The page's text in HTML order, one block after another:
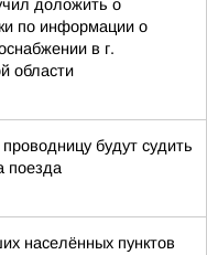
доложить о
по информации о
в г.
области
будут судить
поезда
населённых пунктов